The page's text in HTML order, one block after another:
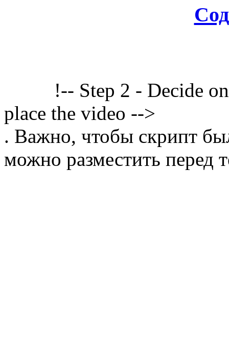
!-- Step 2 - Decide
place the video -->
. Важно, чтобы скрипт
можно разместить перед